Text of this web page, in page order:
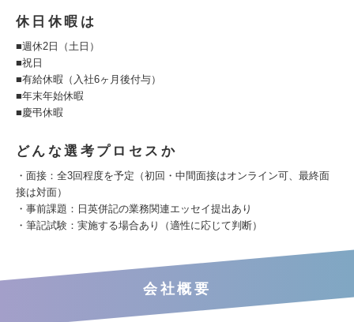
休日休暇は
■週休2日（土日）
■祝日
■有給休暇（入社6ヶ月後付与）
■年末年始休暇
■慶弔休暇
どんな選考プロセスか
・面接：全3回程度を予定（初回・中間面接はオンライン可、最終面
接は対面）
・事前課題：日英併記の業務関連エッセイ提出あり
・筆記試験：実施する場合あり（適性に応じて判断）
会社概要